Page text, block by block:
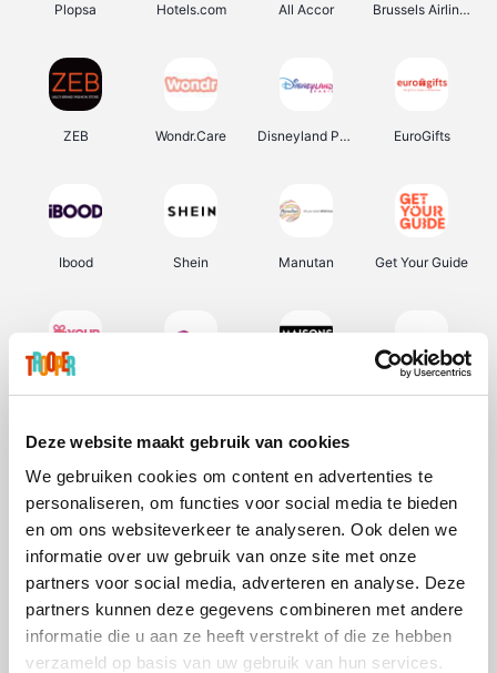
Deze website maakt gebruik van cookies
We gebruiken cookies om content en advertenties te
personaliseren, om functies voor social media te bieden
en om ons websiteverkeer te analyseren. Ook delen we
informatie over uw gebruik van onze site met onze
partners voor social media, adverteren en analyse. Deze
partners kunnen deze gegevens combineren met andere
informatie die u aan ze heeft verstrekt of die ze hebben
verzameld op basis van uw gebruik van hun services.
Plopsa Hotels.com All Accor Brussels Airlines
ZEB Wondr.Care Disneyland Paris EuroGifts
Ibood Shein Manutan Get Your Guide
Weekendesk Sarenza Schiesser Interhome